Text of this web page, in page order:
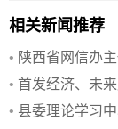
相关新闻推荐
• 陕西省网信办
• 首发经济、未
• 县委理论学习